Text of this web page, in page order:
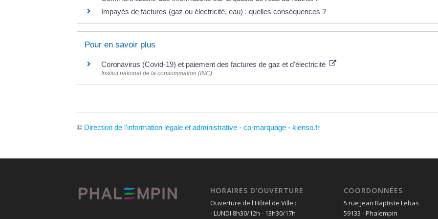
Impayés de factures (gaz ou électricité, eau) : quelles conséquences ?
Pour en savoir plus
Coronavirus (Covid-19) et paiement des factures de gaz et d'électricité
Institut national de la consommation (INC)
© Direction de l'information légale et administrative - co-marquage - kienso.fr
HORAIRES D’OUVERTURE
Ouverture de l'Hôtel de Ville :
- LUNDI 8h30/12h - 13h30/17h
COORDONNÉES
5 rue Jean Baptiste Lebas
59133 - Phalempin